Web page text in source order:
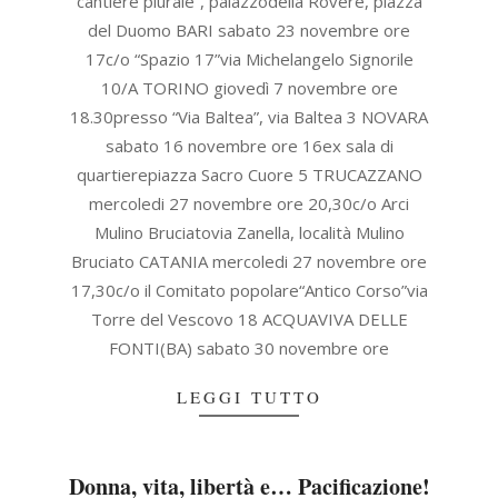
del Duomo BARI sabato 23 novembre ore
17c/o “Spazio 17”via Michelangelo Signorile
10/A TORINO giovedì 7 novembre ore
18.30presso “Via Baltea”, via Baltea 3 NOVARA
sabato 16 novembre ore 16ex sala di
quartierepiazza Sacro Cuore 5 TRUCAZZANO
mercoledi 27 novembre ore 20,30c/o Arci
Mulino Bruciatovia Zanella, località Mulino
Bruciato CATANIA mercoledi 27 novembre ore
17,30c/o il Comitato popolare“Antico Corso”via
Torre del Vescovo 18 ACQUAVIVA DELLE
FONTI(BA) sabato 30 novembre ore
LEGGI TUTTO
Donna, vita, libertà e… Pacificazione!